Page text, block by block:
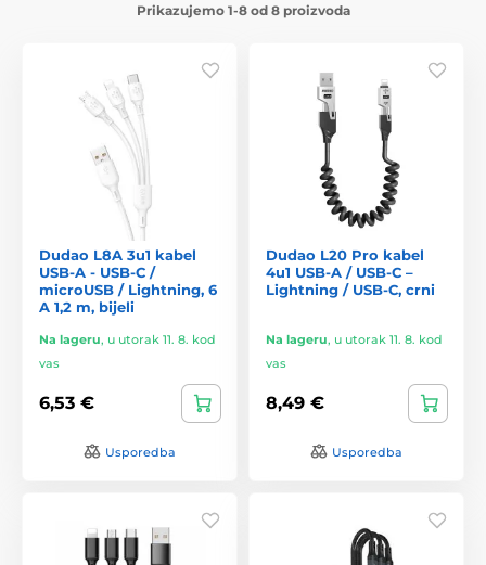
Prikazujemo 1-8 od 8 proizvoda
Dudao L8A 3u1 kabel
USB-A - USB-C /
microUSB / Lightning, 6
A 1,2 m, bijeli
Na lageru, u utorak 11. 8. kod
vas
6,53 €
Usporedba
Dudao L20 Pro kabel
4u1 USB-A / USB-C –
Lightning / USB-C, crni
Na lageru, u utorak 11. 8. kod
vas
8,49 €
Usporedba